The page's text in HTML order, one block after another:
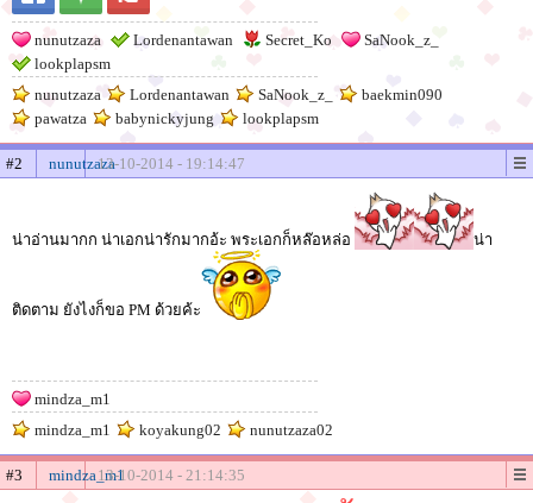
nunutzaza Lordenantawan Secret_Ko
SaNook_z_
lookplapsm
nunutzaza
Lordenantawan SaNook_z_
baekmin090
pawatza
babynickyjung lookplapsm
#2 nunutzaza13-10-2014 - 19:14:47
น่าอ่านมากก น่าเอกน่ารักมากอ้ะ พระเอกก็หล๊อหล่อ น่า
ติดตาม ยังไงก็ขอ PM ด้วยค้ะ
mindza_m1
mindza_m1
koyakung02 nunutzaza02
#3 mindza_m113-10-2014 - 21:14:35